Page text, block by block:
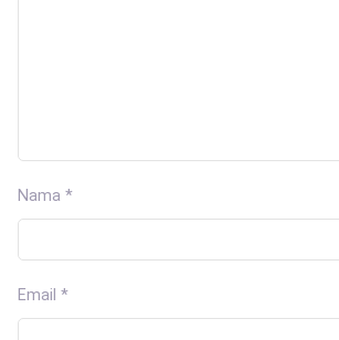
Nama *
Email *